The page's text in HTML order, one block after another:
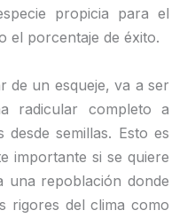
propicia para el
el porcentaje de éxito.
de un esqueje, va a ser
radicular completo a
desde semillas. Esto es
importante si se quiere
una repoblación donde
rigores del clima como